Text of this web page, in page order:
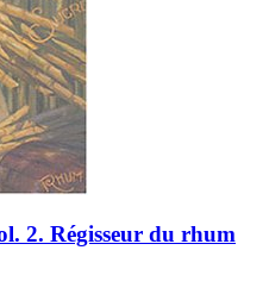
2. Régisseur du rhum